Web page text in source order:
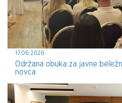
17.06.2026.
Održana obuka za javne
novca